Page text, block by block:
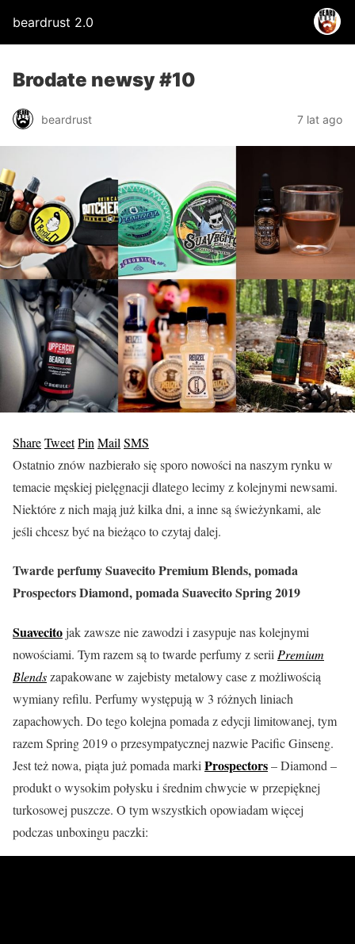
beardrust 2.0
Brodate newsy #10
beardrust 7 lat ago
ShareTweetPin Mail SMS
Ostatnio znów nazbierało się sporo nowości na naszym rynku w
temacie męskiej pielęgnacji dlatego lecimy z kolejnymi newsami.
Niektóre z nich mają już kilka dni, a inne są świeżynkami, ale
jeśli chcesz być na bieżąco to czytaj dalej.
Twarde perfumy Suavecito Premium Blends, pomada
Prospectors Diamond, pomada Suavecito Spring 2019
Suavecitojak zawsze nie zawodzi i zasypuje nas kolejnymi
nowościami. Tym razem są to twarde perfumy z serii Premium
Blendszapakowane w zajebisty metalowy case z możliwością
wymiany refilu. Perfumy występują w 3 różnych liniach
zapachowych. Do tego kolejna pomada z edycji limitowanej, tym
razem Spring 2019 o przesympatycznej nazwie Pacific Ginseng.
Jest też nowa, piąta już pomada marki Prospectors– Diamond –
produkt o wysokim połysku i średnim chwycie w przepięknej
turkosowej puszcze. O tym wszystkich opowiadam więcej
podczas unboxingu paczki: